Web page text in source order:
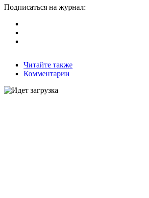
Подписаться на журнал:
Читайте также
Комментарии